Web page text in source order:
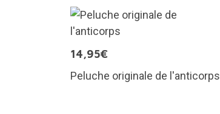
14,95€
Peluche originale de l'anticorps